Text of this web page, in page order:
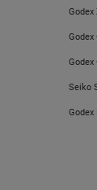
Godex
Godex
Godex
Seiko
Godex